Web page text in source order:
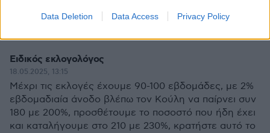
Data Deletion Data Access Privacy Policy
Ειδικός εκλογολόγος
18.05.2025, 13:15
Μέχρι τις εκλογές έχουμε 90-100 εβδομάδες, με 2%
εβδομαδιαία άνοδο βλέπω τον Κούλη να παίρνει συν
180 με 200%, προσθέτουμε το ποσοστό που ήδη έχει
και καταλήγουμε στο 210 με 230%, κρατήστε αυτό το